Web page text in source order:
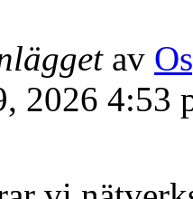
av
2026 4:53